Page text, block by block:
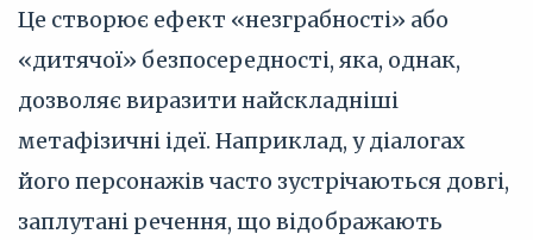
Це створює ефект «незграбності» або
«дитячої» безпосередності, яка, однак,
дозволяє виразити найскладніші
метафізичні ідеї. Наприклад, у діалогах
його персонажів часто зустрічаються довгі,
заплутані речення, що відображають